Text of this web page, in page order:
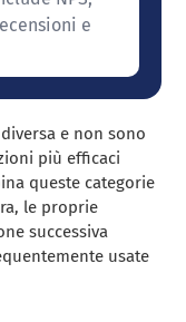
e
e non sono
più efficaci
queste categorie
le proprie
successiva
usate